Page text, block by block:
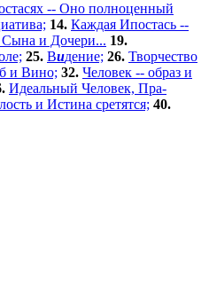
-- Оно полноценный
14. Каждая Ипостась --
Сына и Дочери... 19.
25. Видение; 26. Творчество
и Вино; 32. Человек -- образ и
Идеальный Человек, Пра-
и Истина сретятся; 40.